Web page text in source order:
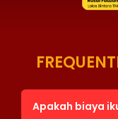
Apakah biaya